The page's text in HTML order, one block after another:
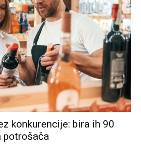
konkurencije: bira ih 90
potrošača